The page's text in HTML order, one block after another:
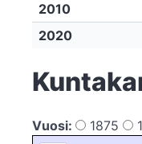
2010
2020
Vuosi: 1875